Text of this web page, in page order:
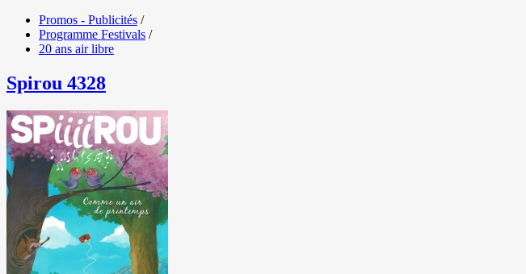
Promos - Publicités /
Programme Festivals /
20 ans air libre
Spirou 4328